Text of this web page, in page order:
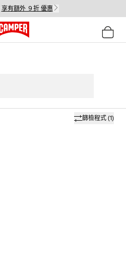
享有額外 ９折 優惠
篩檢程式(1)